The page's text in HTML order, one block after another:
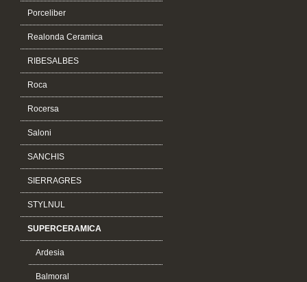
Porceliber
Realonda Ceramica
RIBESALBES
Roca
Rocersa
Saloni
SANCHIS
SIERRAGRES
STYLNUL
SUPERCERAMICA
Ardesia
Balmoral